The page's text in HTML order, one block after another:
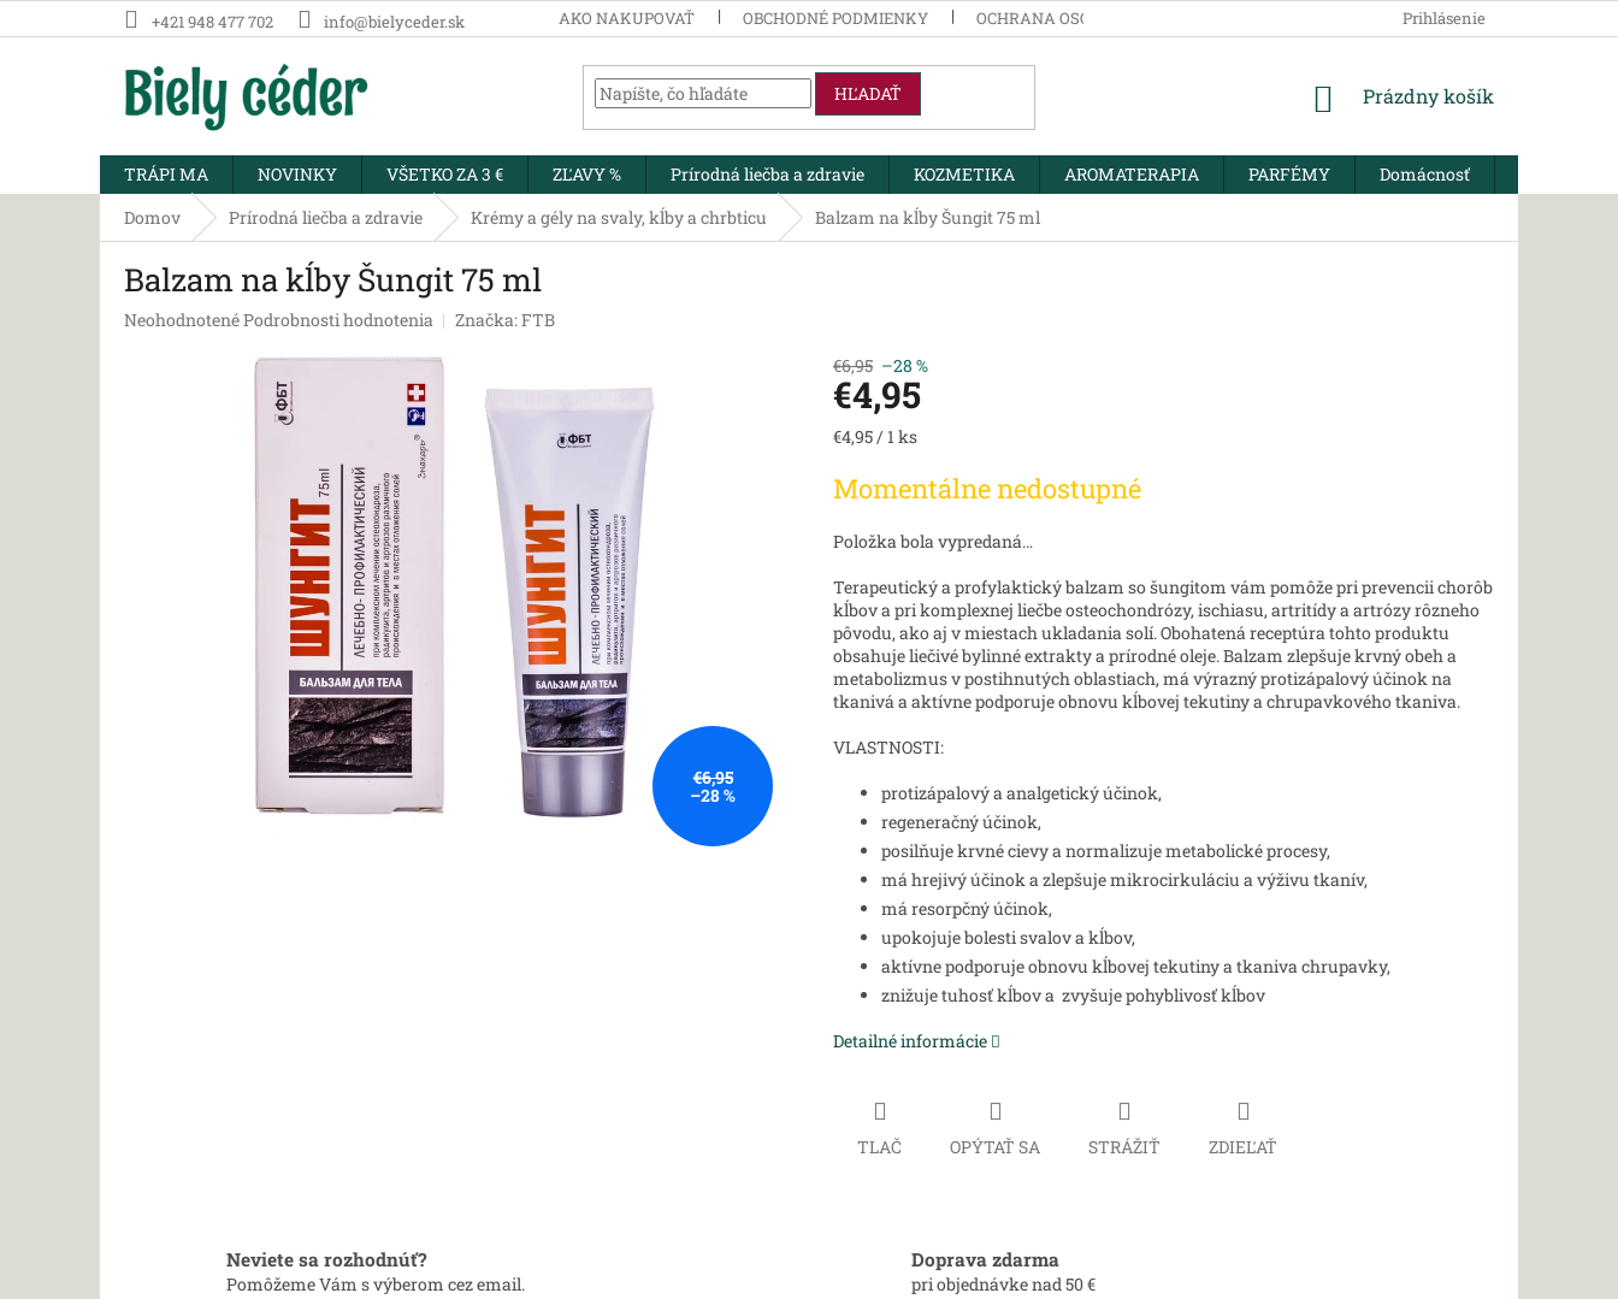
na
+421 948 477 702 info@bielyceder.sk AKO NAKUPOVAŤ OBCHODNÉ PODMIENKY OCHRANA OSOBNÝCH ÚDAJOV Prihlásenie
HĽADAŤ
NÁKUPNÝ
Prázdny košík
TRÁPI MA NOVINKY VŠETKO ZA 3 € ZĽAVY % Prírodná liečba a zdravie KOZMETIKA AROMATERAPIA PARFÉMY Domácnosť
Domov
Prírodná liečba a zdravie Krémy a gély na svaly, kĺby a chrbticu Balzam na kĺby Šungit 75 ml
Balzam na kĺby Šungit 75 ml
Priemerné
NeohodnotenéPodrobnosti hodnotenia Značka:FTB
€6,95
–28 %
€6,95 –28 %
€4,95
Jednotková
€4,95 / 1 ks
Momentálne nedostupné
Položka bola vypredaná…
Terapeutický a profylaktický balzam so šungitom vám pomôže pri prevencii chorôb
kĺbov a pri komplexnej liečbe osteochondrózy, ischiasu, artritídy a artrózy rôzneho
pôvodu, ako aj v miestach ukladania solí. Obohatená receptúra tohto produktu
obsahuje liečivé bylinné extrakty a prírodné oleje. Balzam zlepšuje krvný obeh a
metabolizmus v postihnutých oblastiach, má výrazný protizápalový účinok na
tkanivá a aktívne podporuje obnovu kĺbovej tekutiny a chrupavkového tkaniva.
VLASTNOSTI:
protizápalový a analgetický účinok,
regeneračný účinok,
posilňuje krvné cievy a normalizuje metabolické procesy,
má hrejivý účinok a zlepšuje mikrocirkuláciu a výživu tkanív,
má resorpčný účinok,
upokojuje bolesti svalov a kĺbov,
aktívne podporuje obnovu kĺbovej tekutiny a tkaniva chrupavky,
znižuje tuhosť kĺbov a zvyšuje pohyblivosť kĺbov
Detailné informácie
TLAČ OPÝTAŤ SA STRÁŽIŤ ZDIEĽAŤ
Neviete sa rozhodnúť?
Pomôžeme Vám s výberom cez email.
Doprava zdarma
pri objednávke nad 50 €